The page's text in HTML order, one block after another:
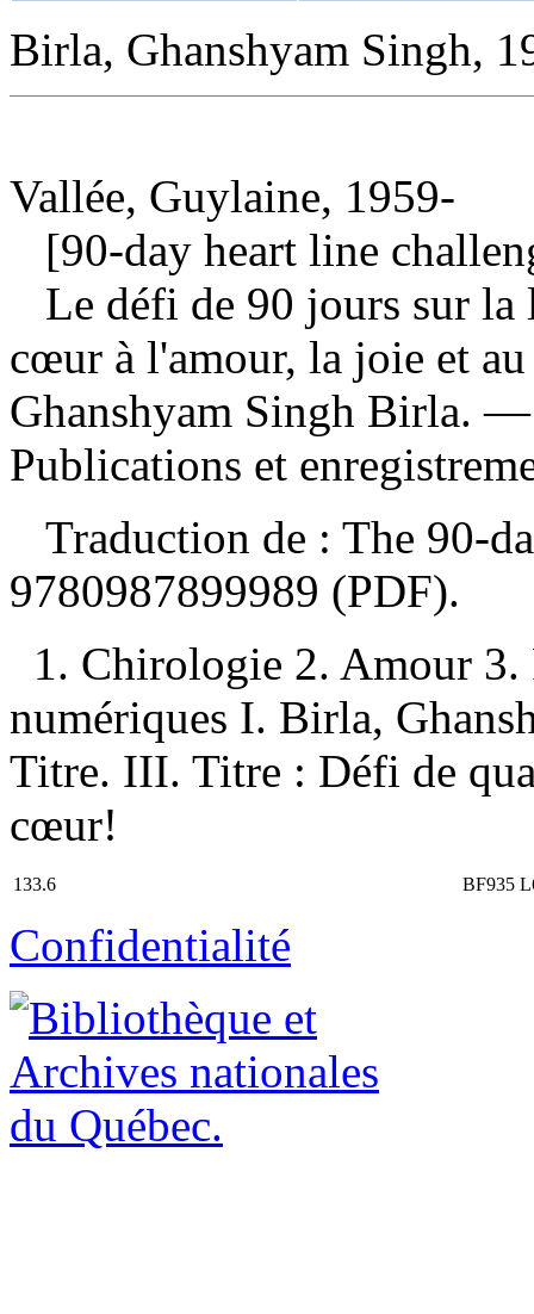
Birla, Ghanshyam Singh,
Vallée, Guylaine, 1959-
[90-day heart line
Le défi de 90 jours sur
cœur à l'amour, la joie et
Ghanshyam Singh Birla. —
Publications et
Traduction de : The 90-
9780987899989 (PDF).
1. Chirologie 2. Amour 3.
numériques I. Birla,
Titre. III. Titre : Défi de
cœur!
133.6 BF935
Confidentialité